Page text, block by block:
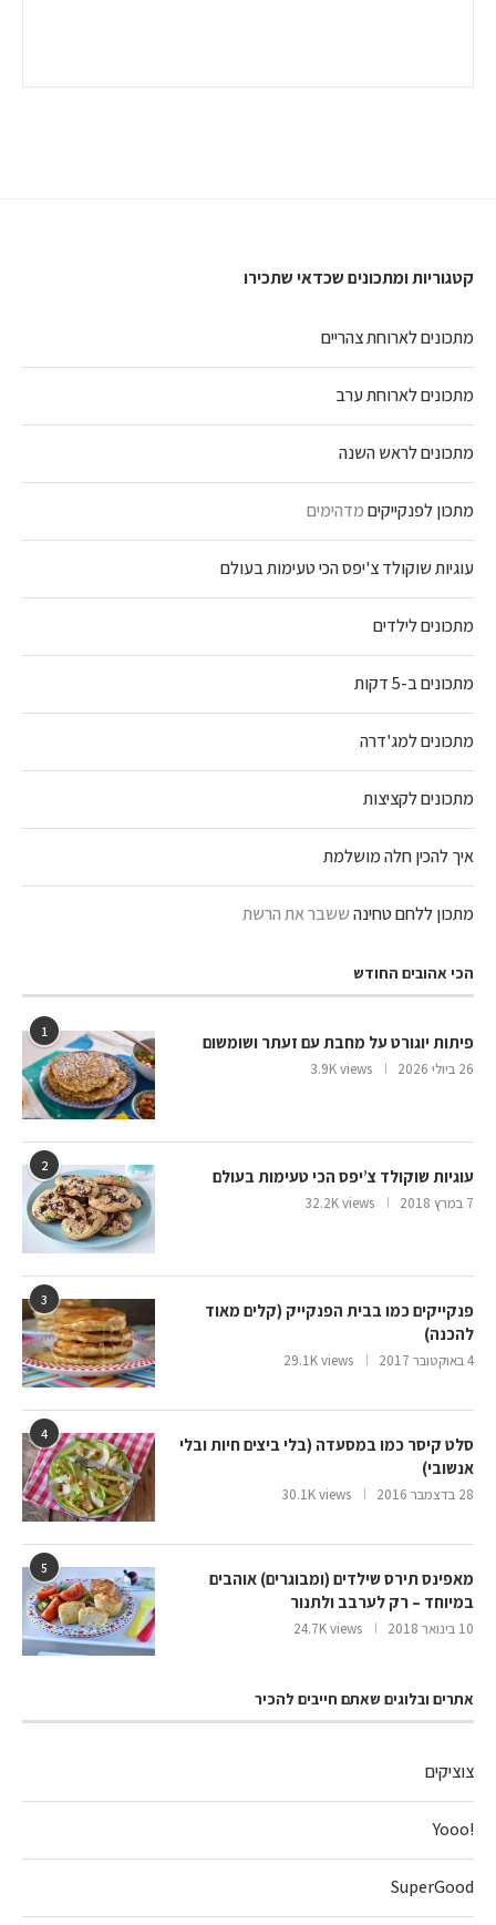
קטגוריות ומתכונים שכדאי שתכירו
מתכונים לארוחת צהריים
מתכונים לארוחת ערב
מתכונים לראש השנה
מתכון לפנקייקיםמדהימים
עוגיות שוקולד צ'יפס הכי טעימות בעולם
מתכונים לילדים
מתכונים ב-5 דקות
מתכונים למג'דרה
מתכונים לקציצות
איך להכין חלה מושלמת
מתכון ללחם טחינהששבר את הרשת
הכי אהובים החודש
1
פיתות יוגורט על מחבת עם זעתר ושומשום
26 ביולי 2026 3.9K views
2
עוגיות שוקולד צ’יפס הכי טעימות בעולם
7 במרץ 2018 32.2K views
3
פנקייקים כמו בבית הפנקייק (קלים מאוד
להכנה)
4 באוקטובר 2017 29.1K views
4
סלט קיסר כמו במסעדה (בלי ביצים חיות ובלי
אנשובי)
28 בדצמבר 2016 30.1K views
5
מאפינס תירס שילדים (ומבוגרים) אוהבים
במיוחד – רק לערבב ולתנור
10 בינואר 2018 24.7K views
אתרים ובלוגים שאתם חייבים להכיר
צוציקים
!Yooo
SuperGood